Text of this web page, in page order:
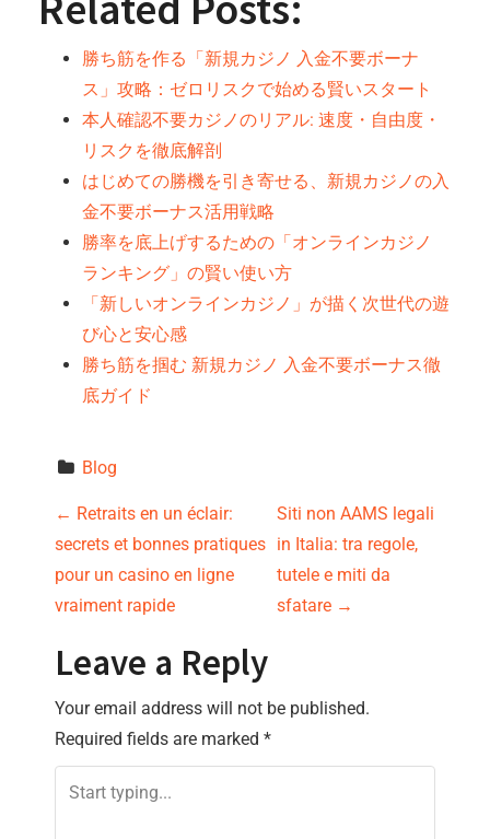
勝ち筋を作る「新規カジノ 入金不要ボーナ
ス」攻略：ゼロリスクで始める賢いスタート
本人確認不要カジノのリアル: 速度・自由度・
リスクを徹底解剖
はじめての勝機を引き寄せる、新規カジノの入
金不要ボーナス活用戦略
勝率を底上げするための「オンラインカジノ
ランキング」の賢い使い方
「新しいオンラインカジノ」が描く次世代の遊
び心と安心感
勝ち筋を掴む 新規カジノ 入金不要ボーナス徹
底ガイド
Blog
P
o
s
t
n
a
v
← Retraits en un éclair:
secrets et bonnes pratiques
pour un casino en ligne
vraiment rapide
Siti non AAMS legali
in Italia: tra regole,
tutele e miti da
sfatare →
Leave a Reply
Your email address will not be published.
Required fields are marked *